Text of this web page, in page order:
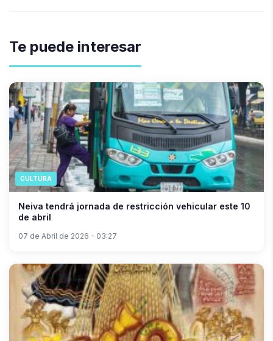
Te puede interesar
CULTURA
Neiva tendrá jornada de restricción vehicular este 10
de abril
07 de Abril de 2026 - 03:27